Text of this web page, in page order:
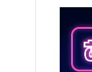
기 모집…지역 크리에
이상무"…김회천 사
·감독 강화' 2개 법 대
혼 페널티 만든 건 이